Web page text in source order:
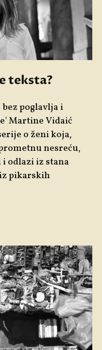
teksta?
poglavlja i
Martine Vidaić
o ženi koja,
nesreću,
odlazi iz stana
pikarskih